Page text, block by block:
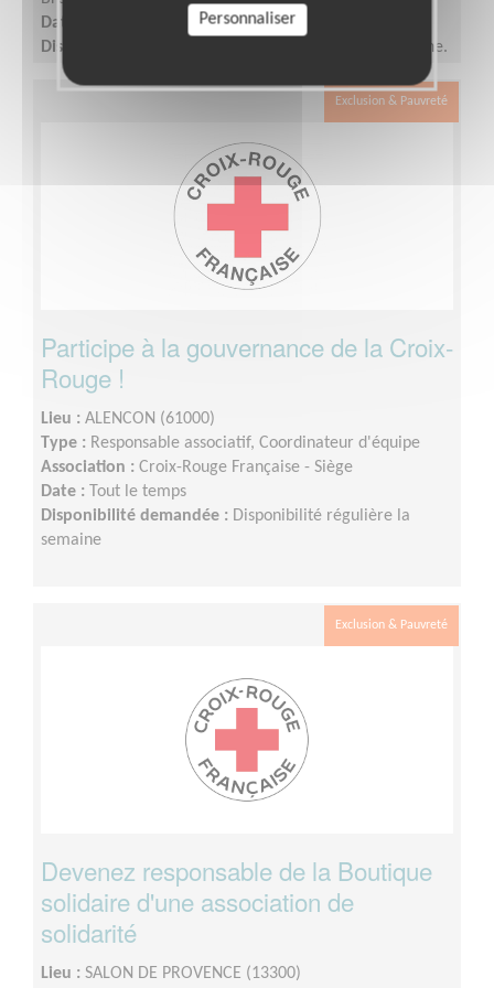
Date :
Disponibilité demandée :
2 demi-journées par semaine.
Exclusion & Pauvreté
Participe à la gouvernance de la Croix-
Rouge !
Lieu : ALENCON (61000)
Type : Responsable associatif, Coordinateur d'équipe
Association : Croix-Rouge Française - Siège
Date : Tout le temps
Disponibilité demandée : Disponibilité régulière la
semaine
Exclusion & Pauvreté
Devenez responsable de la Boutique
solidaire d'une association de
solidarité
Lieu : SALON DE PROVENCE (13300)
Personnaliser